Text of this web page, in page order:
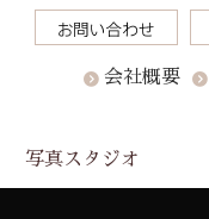
会社概要
写真スタジオ